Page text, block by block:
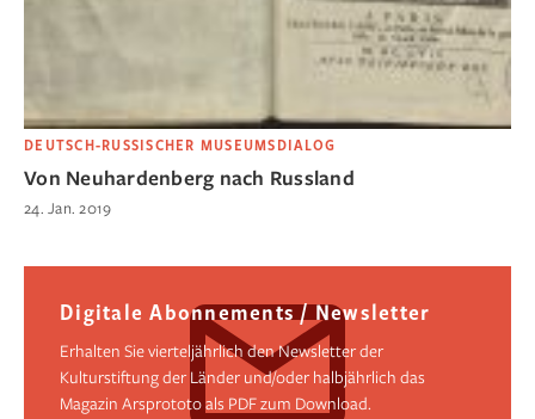
DEUTSCH-RUSSISCHER MUSEUMSDIALOG
Von Neuhardenberg nach Russland
24. Jan. 2019
Digitale Abonnements / Newsletter
Erhalten Sie vierteljährlich den Newsletter der
Kulturstiftung der Länder und/oder halbjährlich das
Magazin Arsprototo als PDF zum Download.